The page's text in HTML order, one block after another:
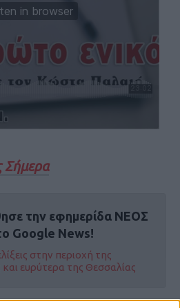
Σήμερα
την εφημερίδα ΝΕΟΣ
Google News!
στην περιοχή της
ευρύτερα της Θεσσαλίας